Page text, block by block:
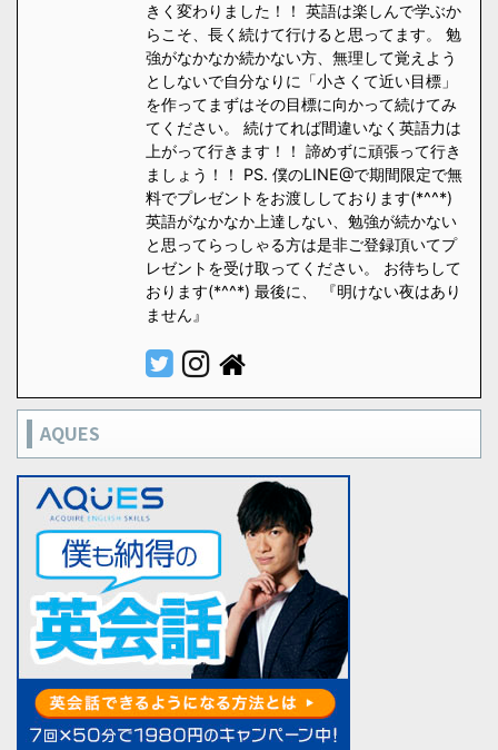
きく変わりました！！ 英語は楽しんで学ぶか
らこそ、長く続けて行けると思ってます。 勉
強がなかなか続かない方、無理して覚えよう
としないで自分なりに「小さくて近い目標」
を作ってまずはその目標に向かって続けてみ
てください。 続けてれば間違いなく英語力は
上がって行きます！！ 諦めずに頑張って行き
ましょう！！ PS. 僕のLINE@で期間限定で無
料でプレゼントをお渡ししております(*^^*)
英語がなかなか上達しない、勉強が続かない
と思ってらっしゃる方は是非ご登録頂いてプ
レゼントを受け取ってください。 お待ちして
おります(*^^*) 最後に、 『明けない夜はあり
ません』
AQUES